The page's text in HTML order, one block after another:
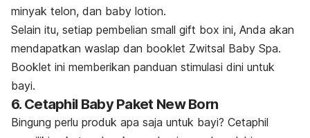
minyak telon, dan baby lotion.
Selain itu, setiap pembelian small gift box ini, Anda akan
mendapatkan waslap dan booklet Zwitsal Baby Spa.
Booklet ini memberikan panduan stimulasi dini untuk
bayi.
6. Cetaphil Baby Paket New Born
Bingung perlu produk apa saja untuk bayi? Cetaphil